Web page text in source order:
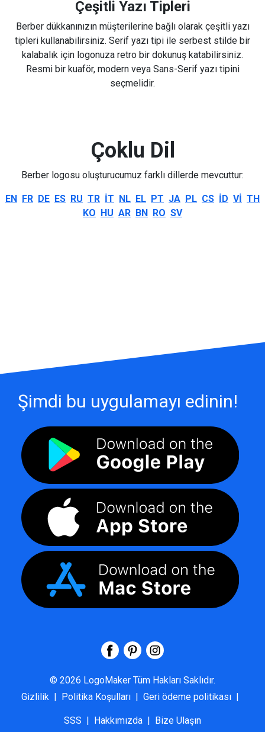
Çeşitli Yazı Tipleri
Berber dükkanınızın müşterilerine bağlı olarak çeşitli yazı
tipleri kullanabilirsiniz. Serif yazı tipi ile serbest stilde bir
kalabalık için logonuza retro bir dokunuş katabilirsiniz.
Resmi bir kuaför, modern veya Sans-Serif yazı tipini
seçmelidir.
Çoklu Dil
Berber logosu oluşturucumuz farklı dillerde mevcuttur:
EN FR DE ES RU TR IT NL EL PT JA PL CS ID VI TH
KO HU AR BN RO SV
Şimdi bu uygulamayı edinin!
© 2026 LogoMaker Tüm Hakları Saklıdır.
Gizlilik | Politika Koşulları | Geri ödeme politikası |
SSS | Hakkımızda | Bize Ulaşın